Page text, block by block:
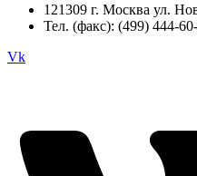
121309 г. Москва ул.
Тел. (факс): (499) 444-
Vk